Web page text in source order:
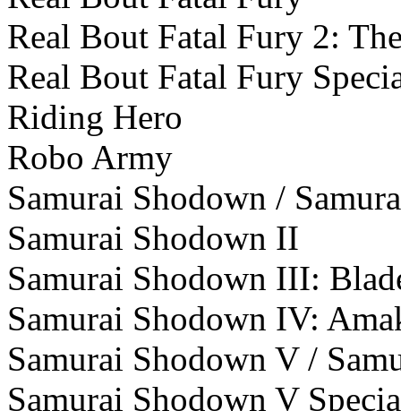
Real Bout Fatal Fury 2:
Real Bout Fatal Fury
Riding Hero
Robo Army
Samurai Shodown /
Samurai Shodown II
Samurai Shodown III:
Samurai Shodown IV:
Samurai Shodown V /
Samurai Shodown V